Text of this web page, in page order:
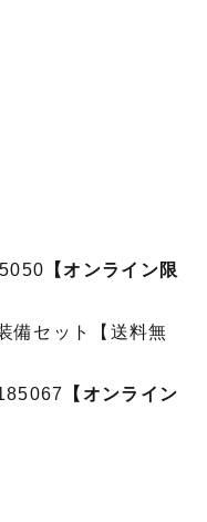
【オンライン限
備セット【送料無
【オンライン